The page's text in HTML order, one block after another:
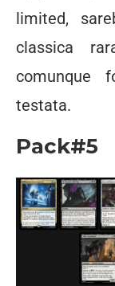
limited,
classica
comunque
testata.
Pack#5